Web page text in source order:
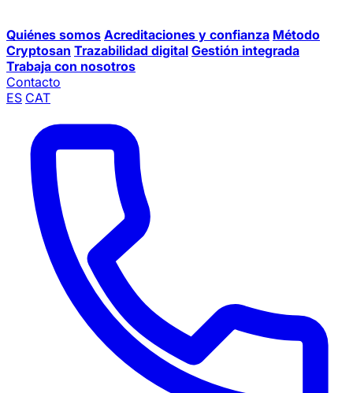
Quiénes somos Acreditaciones y confianza Método
Cryptosan Trazabilidad digital Gestión integrada
Trabaja con nosotros
Contacto
ES CAT